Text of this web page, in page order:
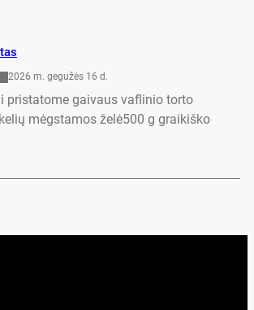
2026 m. gegužės 16 d.
pristatome gaivaus vaflinio torto
mėgstamos želė500 g graikiško